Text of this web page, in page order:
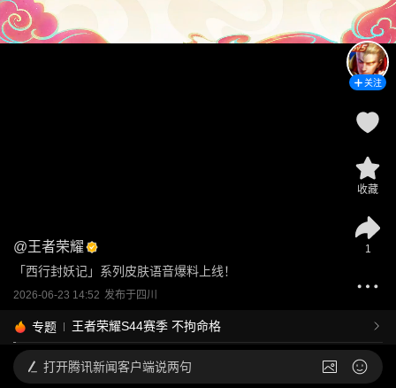
@王者荣耀
「西行封妖记」系列皮肤语音爆料上线！
2026-06-23 14:52 发布于四川
专题 王者荣耀S44赛季 不拘命格
关注
收藏
1
打开腾讯新闻客户端说两句